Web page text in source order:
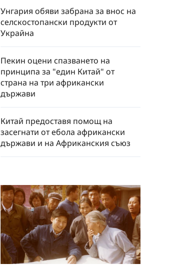
Унгария обяви забрана за внос на
селскостопански продукти от
Украйна
Пекин оцени спазването на
принципа за "един Китай" от
страна на три африкански
държави
Китай предоставя помощ на
засегнати от ебола африкански
държави и на Африканския съюз